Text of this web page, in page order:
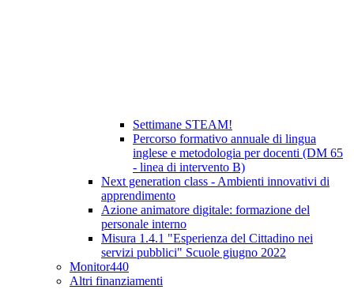
Settimane STEAM!
Percorso formativo annuale di lingua
inglese e metodologia per docenti (DM 65
- linea di intervento B)
Next generation class - Ambienti innovativi di
apprendimento
Azione animatore digitale: formazione del
personale interno
Misura 1.4.1 "Esperienza del Cittadino nei
servizi pubblici" Scuole giugno 2022
Monitor440
Altri finanziamenti